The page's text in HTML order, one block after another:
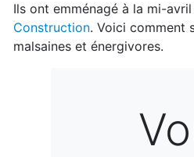
Ils ont emménagé à la mi-
Construction. Voici comment
malsaines et énergivores.